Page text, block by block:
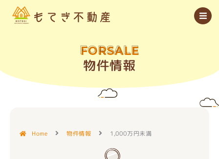
FORSALE
物件情報
Home 物件情報 1,000万円未満